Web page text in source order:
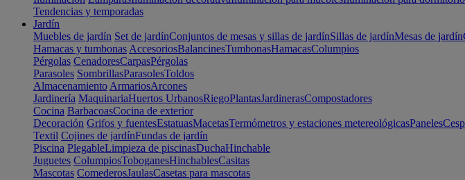
Tendencias y temporadas
Jardín
Muebles de jardín Set de jardínConjuntos de mesas y sillas de jardínSillas de jardínMesas de jardín
Hamacas y tumbonas AccesoriosBalancinesTumbonasHamacasColumpios
Pérgolas CenadoresCarpasPérgolas
Parasoles SombrillasParasolesToldos
Almacenamiento ArmariosArcones
Jardinería MaquinariaHuertos UrbanosRiegoPlantasJardinerasCompostadores
Cocina BarbacoasCocina de exterior
Decoración Grifos y fuentesEstatuasMacetasTermómetros y estaciones metereológicasPaneles
Textil Cojines de jardínFundas de jardín
Piscina PlegableLimpieza de piscinasDuchaHinchable
Juguetes ColumpiosToboganesHinchablesCasitas
Mascotas ComederosJaulasCasetas para mascotas